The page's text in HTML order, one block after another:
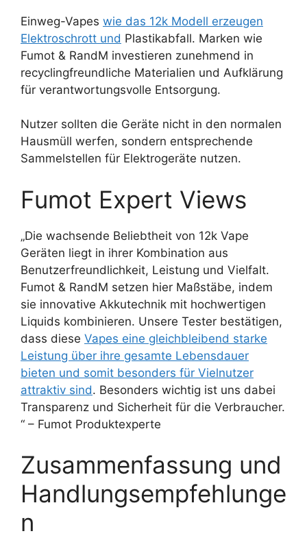
Einweg-Vapes wie das 12k Modell erzeugen
Elektroschrott und Plastikabfall. Marken wie
Fumot & RandM investieren zunehmend in
recyclingfreundliche Materialien und Aufklärung
für verantwortungsvolle Entsorgung.
Nutzer sollten die Geräte nicht in den normalen
Hausmüll werfen, sondern entsprechende
Sammelstellen für Elektrogeräte nutzen.
Fumot Expert Views
„Die wachsende Beliebtheit von 12k Vape
Geräten liegt in ihrer Kombination aus
Benutzerfreundlichkeit, Leistung und Vielfalt.
Fumot & RandM setzen hier Maßstäbe, indem
sie innovative Akkutechnik mit hochwertigen
Liquids kombinieren. Unsere Tester bestätigen,
dass diese Vapes eine gleichbleibend starke
Leistung über ihre gesamte Lebensdauer
bieten und somit besonders für Vielnutzer
attraktiv sind. Besonders wichtig ist uns dabei
Transparenz und Sicherheit für die Verbraucher.
“ – Fumot Produktexperte
Zusammenfassung und
Handlungsempfehlunge
n